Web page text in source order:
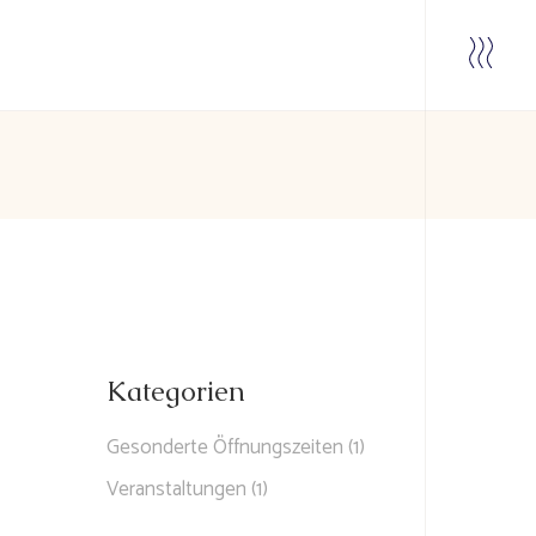
Kate­go­rien
Gesonderte Öffnungszeiten (1)
Veranstaltungen (1)